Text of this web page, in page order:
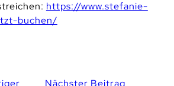
https://www.stefanie-
buchen/
Nächster Beitrag